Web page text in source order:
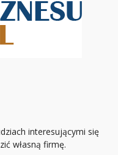
interesującymi się
własną firmę.